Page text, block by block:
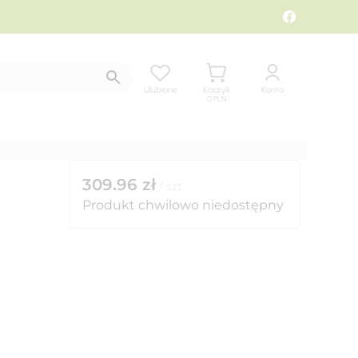
Ulubione
Koszyk
0 PLN
Konto
309.96 zł
Produkt chwilowo niedostępny